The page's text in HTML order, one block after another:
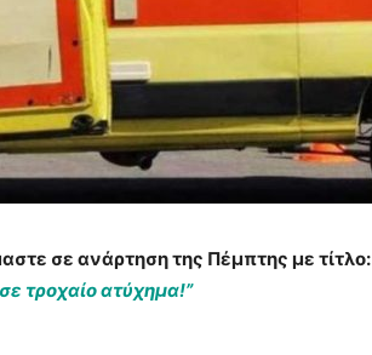
σε ανάρτηση της Πέμπτης με τίτλο:
τροχαίο ατύχημα!”